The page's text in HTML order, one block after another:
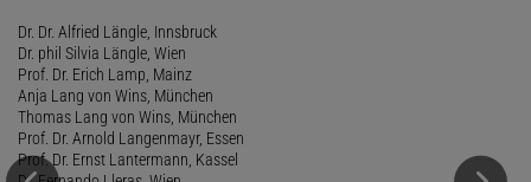
Dr. Dr. Alfried Längle, Innsbruck
Dr. phil Silvia Längle, Wien
Prof. Dr. Erich Lamp, Mainz
Anja Lang von Wins, München
Thomas Lang von Wins, München
Prof. Dr. Arnold Langenmayr, Essen
Prof. Dr. Ernst Lantermann, Kassel